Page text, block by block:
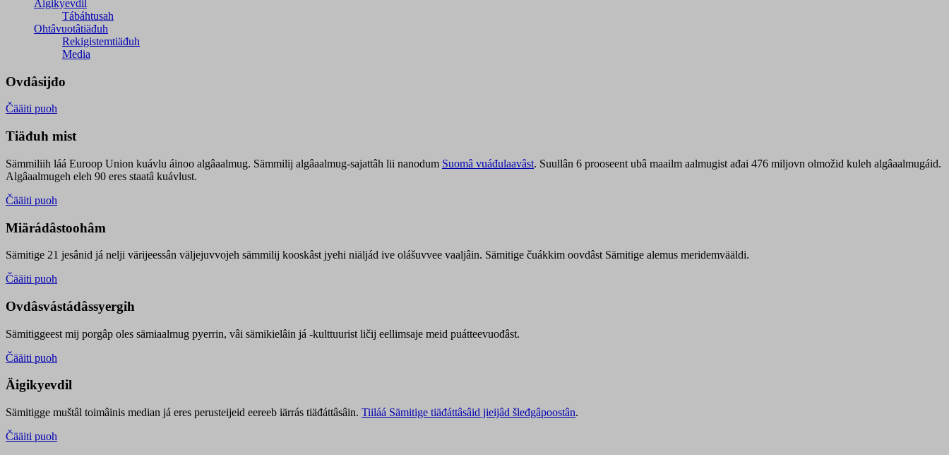
Äigikyevdil
Tábáhtusah
Ohtâvuotâtiäđuh
Rekigistemtiäđuh
Media
Ovdâsijđo
Čääiti puoh
Tiäđuh mist
Sämmiliih láá Euroop Union kuávlu áinoo algâaalmug. Sämmilij algâaalmug-sajattâh lii nanodum Suomâ vuáđulaavâst. Suullân 6 prooseent ubâ maailm aalmugist ađai 476 miljovn olmožid kuleh algâaalmugáid.
Algâaalmugeh eleh 90 eres staatâ kuávlust.
Čääiti puoh
Miärádâstoohâm
Sämitige 21 jesânid já nelji värijeessân väljejuvvojeh sämmilij kooskâst jyehi niäljád ive olášuvvee vaaljâin. Sämitige čuákkim oovdâst Sämitige alemus meridemvääldi.
Čääiti puoh
Ovdâsvástádâssyergih
Sämitiggeest mij porgâp oles sämiaalmug pyerrin, vâi sämikielâin já -kulttuurist ličij eellimsaje meid puátteevuođâst.
Čääiti puoh
Äigikyevdil
Sämitigge muštâl toimâinis median já eres perusteijeid eereeb iärrás tiäđáttâsâin. Tiiláá Sämitige tiäđáttâsâid jieijâd šleđgâpoostân.
Čääiti puoh